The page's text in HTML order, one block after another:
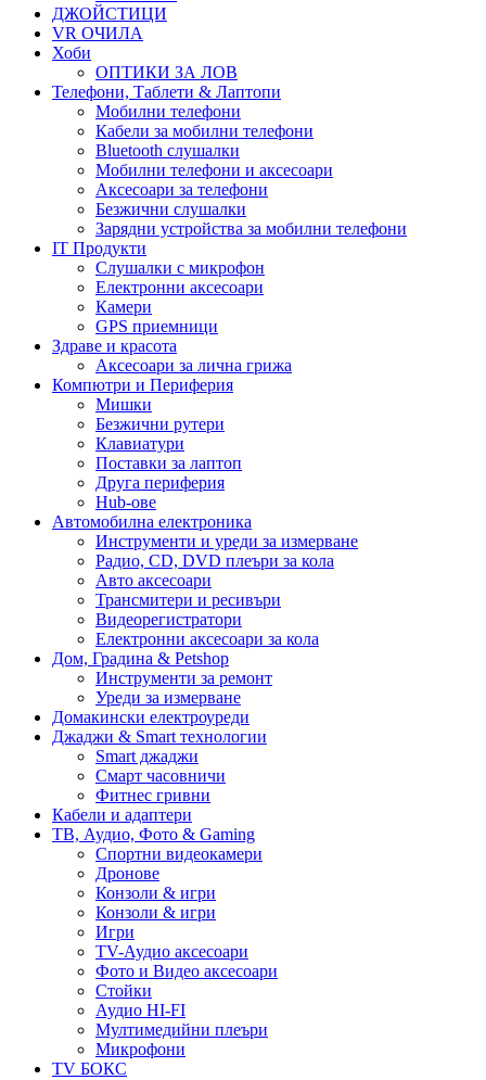
ДЖОЙСТИЦИ
VR ОЧИЛА
Хоби
ОПТИКИ ЗА ЛОВ
Телефони, Таблети & Лаптопи
Мобилни телефони
Кабели за мобилни телефони
Bluetooth слушалки
Мобилни телефони и аксесоари
Аксесоари за телефони
Безжични слушалки
Зарядни устройства за мобилни телефони
IT Продукти
Слушалки с микрофон
Електронни аксесоари
Камери
GPS приемници
Здраве и красота
Аксесоари за лична грижа
Компютри и Периферия
Мишки
Безжични рутери
Клавиатури
Поставки за лаптоп
Друга периферия
Hub-ове
Автомобилна електроника
Инструменти и уреди за измерване
Радио, CD, DVD плеъри за кола
Авто аксесоари
Трансмитери и ресивъри
Видеорегистратори
Електронни аксесоари за кола
Дом, Градина & Petshop
Инструменти за ремонт
Уреди за измерване
Домакински електроуреди
Джаджи & Smart технологии
Smart джаджи
Смарт часовничи
Фитнес гривни
Кабели и адаптери
ТВ, Аудио, Фото & Gaming
Спортни видеокамери
Дронове
Конзоли & игри
Конзоли & игри
Игри
TV-Аудио аксесоари
Фото и Видео аксесоари
Стойки
Аудио HI-FI
Мултимедийни плеъри
Микрофони
TV БОКС